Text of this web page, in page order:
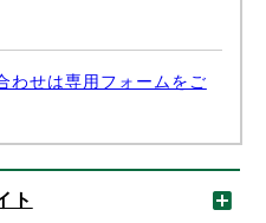
わせは専用フォームをご
ト